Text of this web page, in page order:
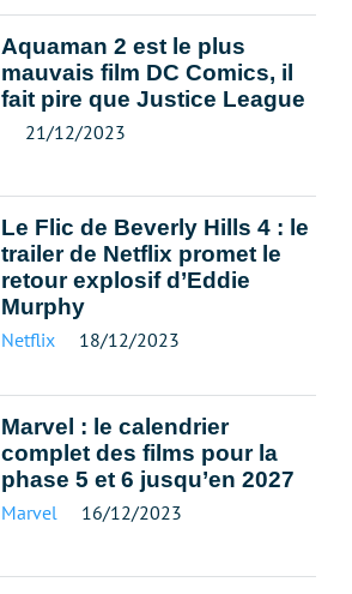
Aquaman 2 est le plus
mauvais film DC Comics, il
fait pire que Justice League
21/12/2023
Le Flic de Beverly Hills 4 : le
trailer de Netflix promet le
retour explosif d’Eddie
Murphy
Netflix 18/12/2023
Marvel : le calendrier
complet des films pour la
phase 5 et 6 jusqu’en 2027
Marvel 16/12/2023